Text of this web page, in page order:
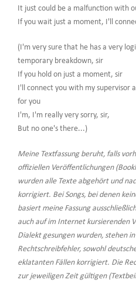
It just could be a malfunction with
If you wait just a moment, I'll
(I'm very sure that he has a very
temporary breakdown, sir
If you hold on just a moment, sir
I'll connect you with my supervisor
for you
I'm, I'm really very sorry, sir,
But no one's there...)
Meine Textfassung beruht, falls
offiziellen Veröffentlichungen
wurden alle Texte abgehört und
korrigiert. Bei Songs, bei denen
basiert meine Fassung
auch auf im Internet kursierenden
Dialekt gesungen wurden, stehen
Rechtschreibfehler, sowohl
eklatanten Fällen korrigiert. Die
zur jeweiligen Zeit gültigen